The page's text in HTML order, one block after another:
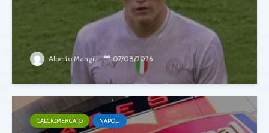
Alberto Mangili 07/08/2026
CALCIOMERCATO NAPOLI